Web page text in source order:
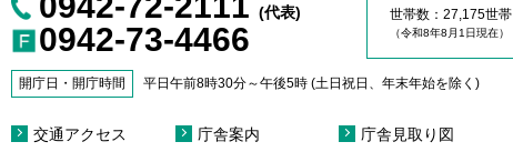
(代表)
0942-73-4466
世帯数：27,175世帯
（令和8年8月1日現在）
開庁日・開庁時間 平日午前8時30分～午後5時 (土日祝日、年末年始を除く)
交通アクセス 庁舎案内 庁舎見取り図